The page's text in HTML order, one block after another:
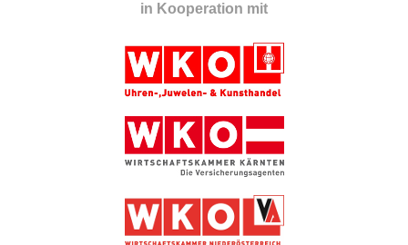
in Kooperation mit